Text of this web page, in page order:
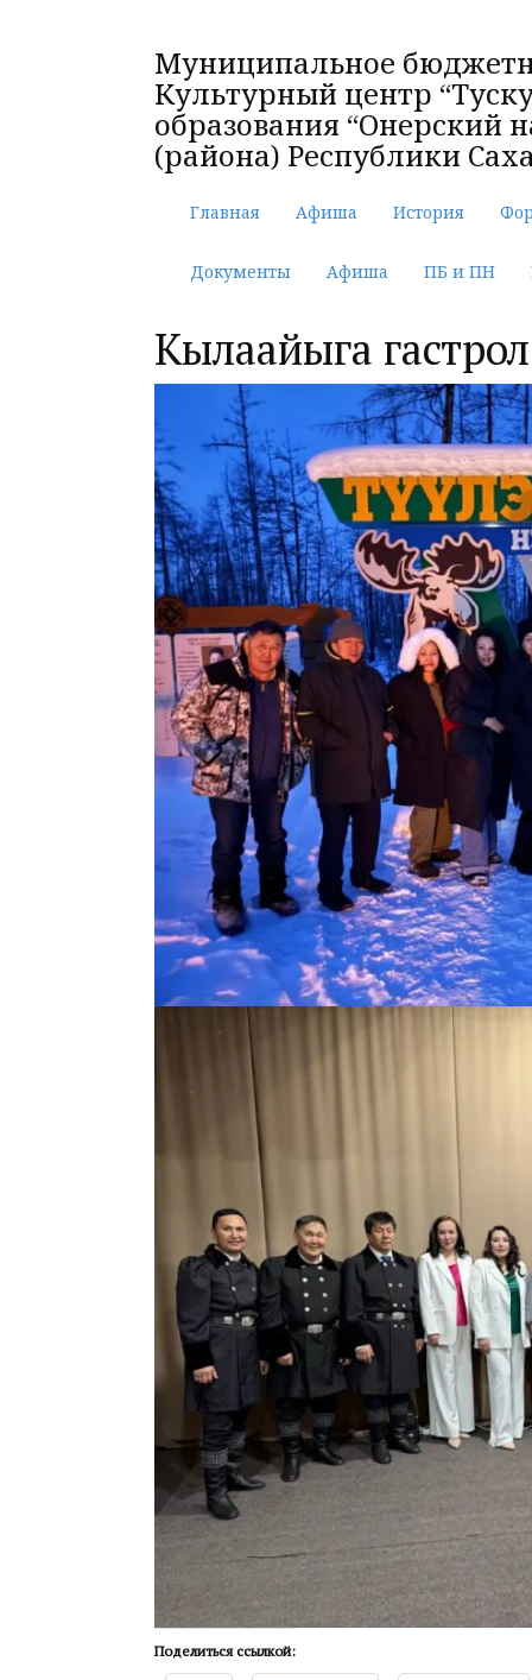
Муниципальное
Культурный центр
образования “Онерский
(района) Республики
Главная Афиша История
Документы Афиша ПБ и ПН
Кылаайыга
Поделиться ссылкой: